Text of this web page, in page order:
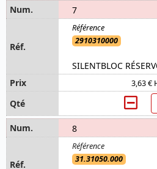
7
2910310000
SILENTBLOC
3,63 €
8
31.31050.000